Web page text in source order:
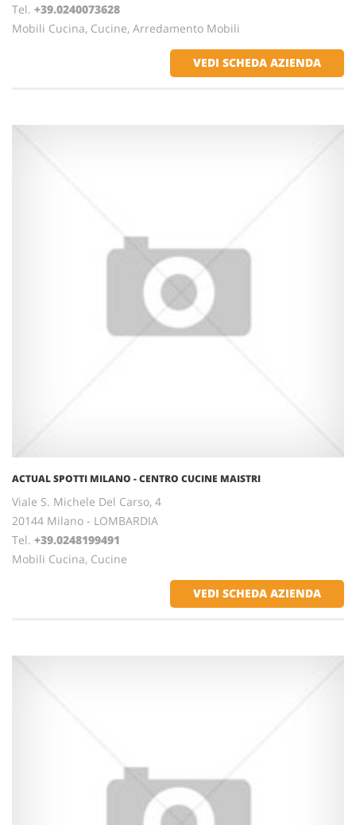
Tel. +39.0240073628
Mobili Cucina, Cucine, Arredamento Mobili
VEDI SCHEDA AZIENDA
ACTUAL SPOTTI MILANO - CENTRO CUCINE MAISTRI
Viale S. Michele Del Carso, 4
20144 Milano - LOMBARDIA
Tel. +39.0248199491
Mobili Cucina, Cucine
VEDI SCHEDA AZIENDA